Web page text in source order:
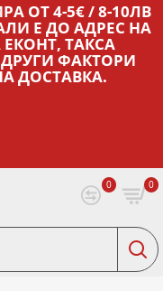
ОТ 4-5€ / 8-10ЛВ
Е ДО АДРЕС НА
ТАКСА
ФАКТОРИ
ДОСТАВКА.
0 0